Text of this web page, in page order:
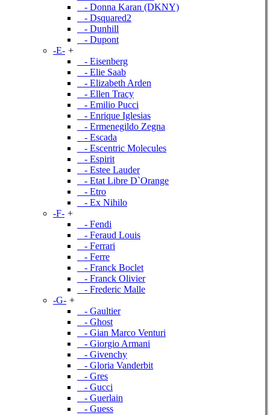
- Donna Karan (DKNY)
- Dsquared2
- Dunhill
- Dupont
-E- +
- Eisenberg
- Elie Saab
- Elizabeth Arden
- Ellen Tracy
- Emilio Pucci
- Enrique Iglesias
- Ermenegildo Zegna
- Escada
- Escentric Molecules
- Espirit
- Estee Lauder
- Etat Libre D`Orange
- Etro
- Ex Nihilo
-F- +
- Fendi
- Feraud Louis
- Ferrari
- Ferre
- Franck Boclet
- Franck Olivier
- Frederic Malle
-G- +
- Gaultier
- Ghost
- Gian Marco Venturi
- Giorgio Armani
- Givenchy
- Gloria Vanderbit
- Gres
- Gucci
- Guerlain
- Guess